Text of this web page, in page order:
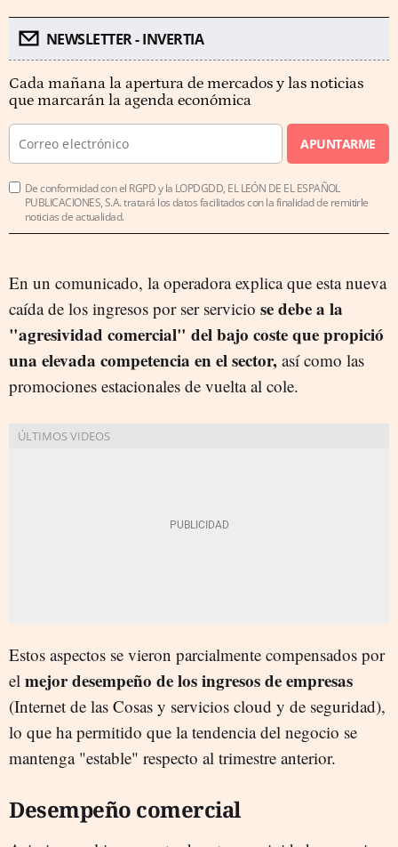
NEWSLETTER - INVERTIA
Cada mañana la apertura de mercados y las noticias
que marcarán la agenda económica
APUNTARME
De conformidad con el RGPD y la LOPDGDD, EL LEÓN DE EL ESPAÑOL
PUBLICACIONES, S.A. tratará los datos facilitados con la finalidad de remitirle
noticias de actualidad.
En un comunicado, la operadora explica que esta nueva
caída de los ingresos por ser servicio se debe a la
"agresividad comercial" del bajo coste que propició
una elevada competencia en el sector, así como las
promociones estacionales de vuelta al cole.
Estos aspectos se vieron parcialmente compensados por
el mejor desempeño de los ingresos de empresas
(Internet de las Cosas y servicios cloud y de seguridad),
lo que ha permitido que la tendencia del negocio se
mantenga "estable" respecto al trimestre anterior.
Desempeño comercial